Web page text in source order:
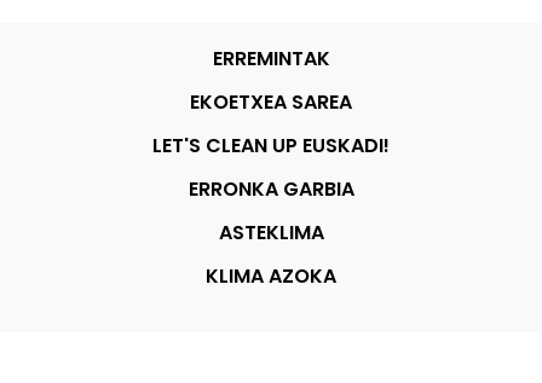
ERREMINTAK
EKOETXEA SAREA
LET'S CLEAN UP EUSKADI!
ERRONKA GARBIA
ASTEKLIMA
KLIMA AZOKA